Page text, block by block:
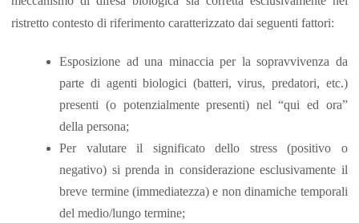
ristretto contesto di riferimento caratterizzato dai seguenti fattori:
Esposizione ad una minaccia per la sopravvivenza da
parte di agenti biologici (batteri, virus, predatori, etc.)
presenti (o potenzialmente presenti) nel “qui ed ora”
della persona;
Per valutare il significato dello stress (positivo o
negativo) si prenda in considerazione esclusivamente il
breve termine (immediatezza) e non dinamiche temporali
del medio/lungo termine;